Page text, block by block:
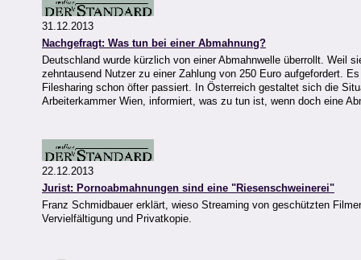
31.12.2013
Nachgefragt: Was tun bei einer Abmahnung?
Deutschland wurde kürzlich von einer Abmahnwelle überrollt. Weil
zehntausend Nutzer zu einer Zahlung von 250 Euro aufgefordert.
Filesharing schon öfter passiert. In Österreich gestaltet sich die
Arbeiterkammer Wien, informiert, was zu tun ist, wenn doch eine
22.12.2013
Jurist: Pornoabmahnungen sind eine "Riesenschweinerei"
Franz Schmidbauer erklärt, wieso Streaming von geschützten
Vervielfältigung und Privatkopie.